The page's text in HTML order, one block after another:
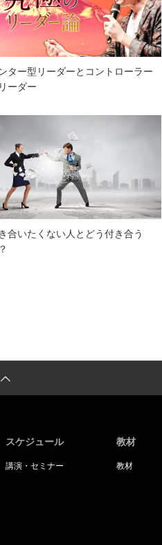
ター型リーダーとコントローラー
ーダー
合いたくない人とどう付き合う
スケジュール
講演・セミナー
教材
教材